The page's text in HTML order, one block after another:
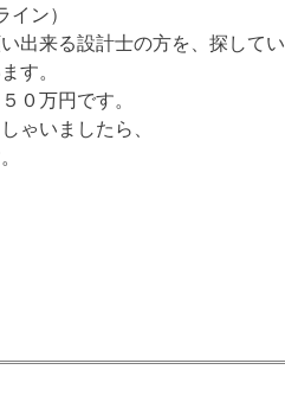
ン）
出来る設計士の方を、探してい
す。
０万円です。
ゃいましたら、